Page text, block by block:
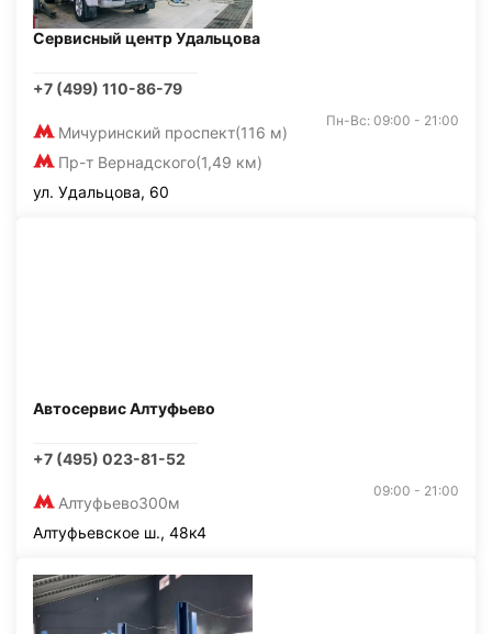
Сервисный центр Удальцова
+7 (499) 110-86-79
Мичуринский проспект(116 м)
Пр-т Вернадского(1,49 км)
Пн-Вс: 09:00 - 21:00
ул. Удальцова, 60
Автосервис Алтуфьево
+7 (495) 023-81-52
Алтуфьево300м
09:00 - 21:00
Алтуфьевское ш., 48к4